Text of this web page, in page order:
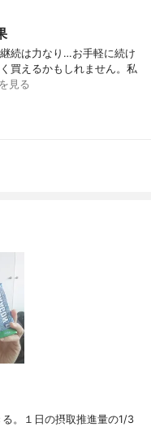
続は力なり…お手軽に続け
買えるかもしれません。私
見る
。１日の摂取推進量の1/3